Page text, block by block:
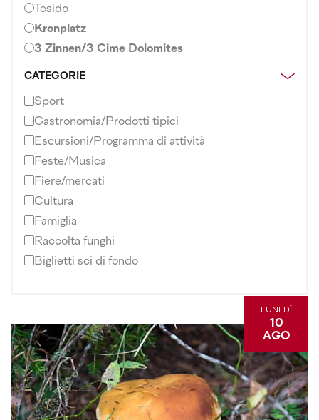
Tesido
Kronplatz
3 Zinnen/3 Cime Dolomites
CATEGORIE
Sport
Gastronomia/Prodotti tipici
Escursioni/Programma di attività
Feste/Musica
Fiere/mercati
Cultura
Famiglia
Raccolta funghi
Biglietti sci di fondo
LUNEDÌ
10
AGO